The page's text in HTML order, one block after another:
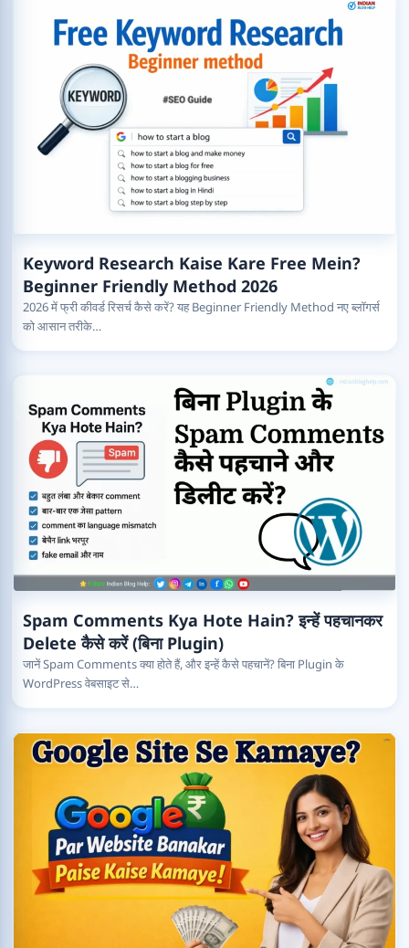
Keyword Research Kaise Kare Free Mein?
Beginner Friendly Method 2026
2026 में फ्री कीवर्ड रिसर्च कैसे करें? यह Beginner Friendly Method नए ब्लॉगर्स
को आसान तरीके…
Spam Comments Kya Hote Hain? इन्हें पहचानकर
Delete कैसे करें (बिना Plugin)
जानें Spam Comments क्या होते हैं, और इन्हें कैसे पहचानें? बिना Plugin के
WordPress वेबसाइट से…